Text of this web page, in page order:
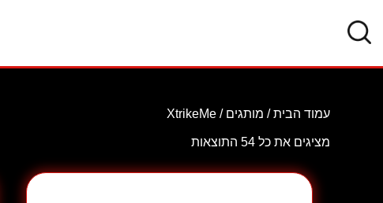
עמוד הבית/ מותגים / XtrikeMe
מציגים את כל ⁦54⁩ התוצאות